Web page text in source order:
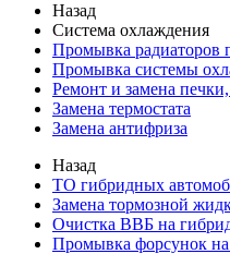
Назад
Система охлаждения
Промывка радиаторов
Промывка системы
Ремонт и замена
Замена термостата
Замена антифриза
Назад
ТО гибридных
Замена тормозной
Очистка ВВБ на
Промывка форсунок